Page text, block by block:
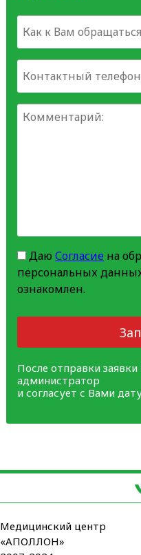
Даю Согласиена
персональных
ознакомлен.
После отправки
администратор
и согласует с Вами
Медицинский центр
«АПОЛЛОН»